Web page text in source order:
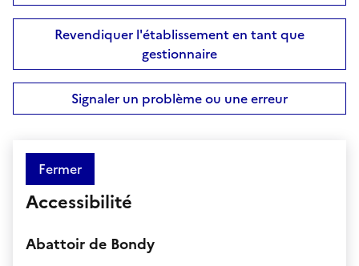
Revendiquer l'établissement en tant que
gestionnaire
Signaler un problème ou une erreur
Fermer
Accessibilité
Abattoir de Bondy